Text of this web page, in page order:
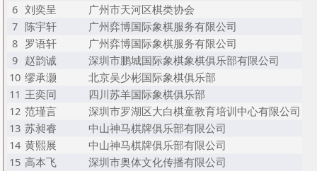
6 刘奕呈
广州市天河区棋类协会
7 陈宇轩
广州弈博国际象棋服务有限公司
8 罗语轩
广州弈博国际象棋服务有限公司
9 赵韵诚
深圳市鹏城国际象棋象棋俱乐部有限公司
10 缪承灏
北京吴少彬国际象棋俱乐部
11 王奕同
四川苏羊国际象棋俱乐部
12 范瑾言
深圳市罗湖区大白棋童教育培训中心有限公司
13 苏昶睿
中山神马棋牌俱乐部有限公司
14 黄熙展
中山神马棋牌俱乐部有限公司
15 高本飞
深圳市奥体文化传播有限公司